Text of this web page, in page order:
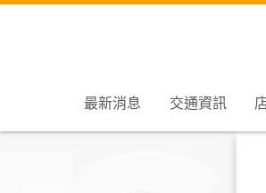
最新消息 交通資訊